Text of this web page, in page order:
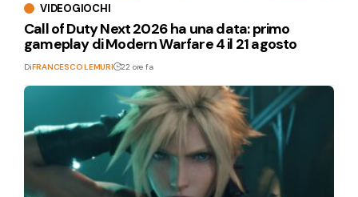
VIDEOGIOCHI
Call of Duty Next 2026 ha una data: primo
gameplay di Modern Warfare 4 il 21 agosto
DiFRANCESCO LEMURI 22 ore fa